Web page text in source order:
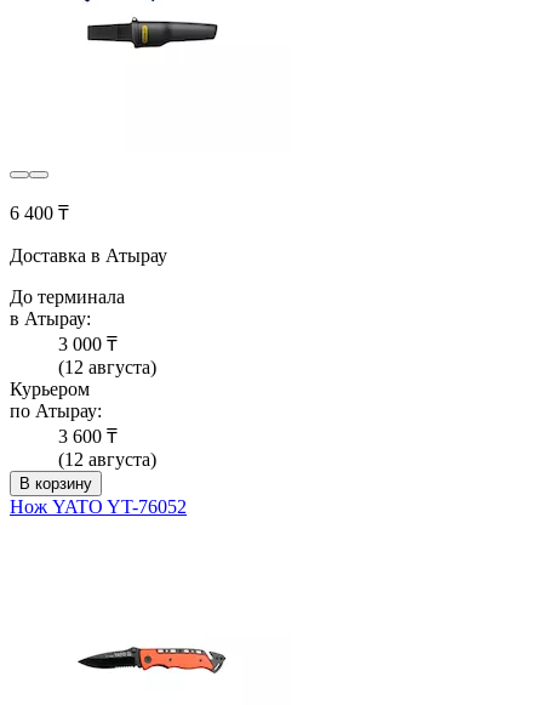
6 400 ₸
Доставка в Атырау
До терминала
в Атырау:
3 000 ₸
(12 августа)
Курьером
по Атырау:
3 600 ₸
(12 августа)
В корзину
Нож YATO YT-76052